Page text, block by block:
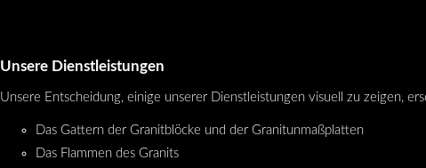
Unsere Dienstleistungen
Unsere Entscheidung, einige unserer Dienstleistungen visuell zu zeigen,
Das Gattern der Granitblöcke und der Granitunmaßplatten
Das Flammen des Granits